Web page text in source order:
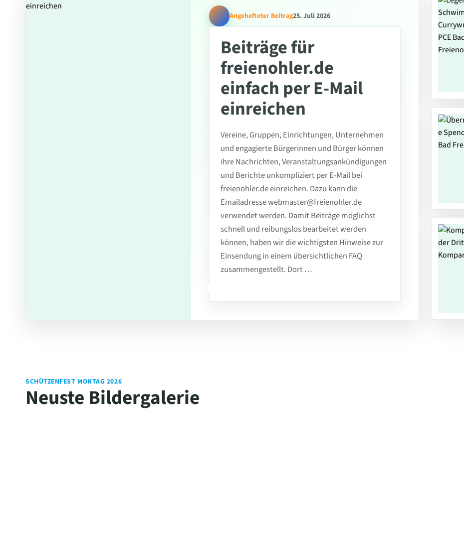
Angehefteter Beitrag25. Juli 2026
Beiträge für
freienohler.de
einfach per E-Mail
einreichen
Vereine, Gruppen, Einrichtungen, Unternehmen
und engagierte Bürgerinnen und Bürger können
ihre Nachrichten, Veranstaltungsankündigungen
und Berichte unkompliziert per E-Mail bei
freienohler.de einreichen. Dazu kann die
Emailadresse webmaster@freienohler.de
verwendet werden. Damit Beiträge möglichst
schnell und reibungslos bearbeitet werden
können, haben wir die wichtigsten Hinweise zur
Einsendung in einem übersichtlichen FAQ
zusammengestellt. Dort …
SCHÜTZENFEST MONTAG 2026
Neuste Bildergalerie